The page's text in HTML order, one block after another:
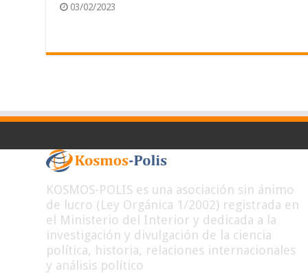
03/02/2023
KOSMOS-POLIS es una asociación sin ánimo
de lucro (Ley Orgánica 1/2002) registrada en
el Ministerio del Interior y dedicada a la
investigación y divulgación de la ciencia
política, historia, relaciones internacionales
y análisis político